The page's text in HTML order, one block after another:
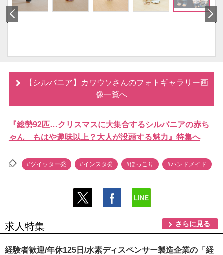
【シルバニア】カワウソさんのフォトギャラリー画
像一覧へ
『総勢92匹…クリスマスに大集合するシルバニアの赤ち
ゃん もはや趣味以上？大人が没頭する魅力』特集へ
#ツイッター発 #インスタ発 #ほっこり #ハンドメイド
求人特集 さらに見る
経験者歓迎/年休125日/水素ディスペンサー製造企業の「経